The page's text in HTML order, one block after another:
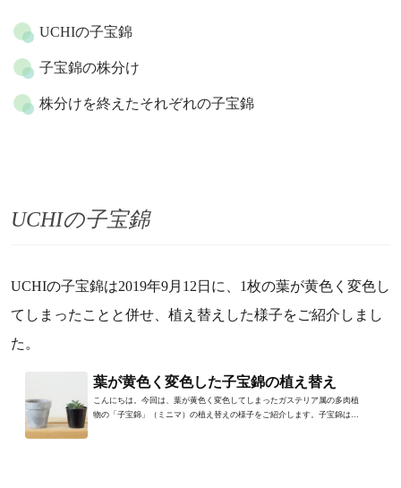
UCHIの子宝錦
子宝錦の株分け
株分けを終えたそれぞれの子宝錦
UCHIの子宝錦
UCHIの子宝錦は2019年9月12日に、1枚の葉が黄色く変色し
てしまったことと併せ、植え替えした様子をご紹介しまし
た。
葉が黄色く変色した子宝錦の植え替え
こんにちは。今回は、葉が黄色く変色してしまったガステリア属の多肉植
物の「子宝錦」（ミニマ）の植え替えの様子をご紹介します。子宝錦は9